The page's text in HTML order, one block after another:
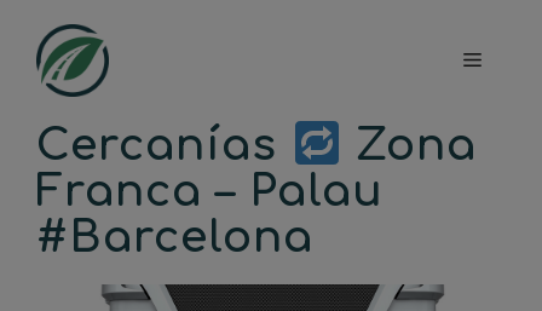
contenido
Menú
Cercanías
Zona
Franca – Palau
#Barcelona